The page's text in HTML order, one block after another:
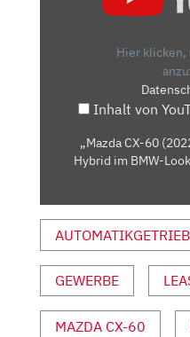
PLUG-
HYBRID
LOOK
SITZPROBE
MIT
GÖTZE“
Hier klicken,
Inhalt von
„Mazda CX-60
Hybrid im BMW-
GEWERBE
MAZDA CX-60